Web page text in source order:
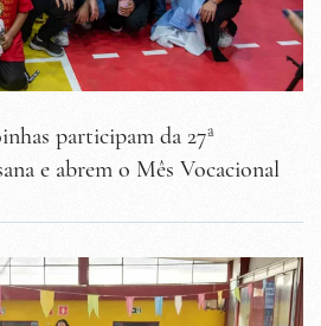
participam da 27ª
e abrem o Mês Vocacional